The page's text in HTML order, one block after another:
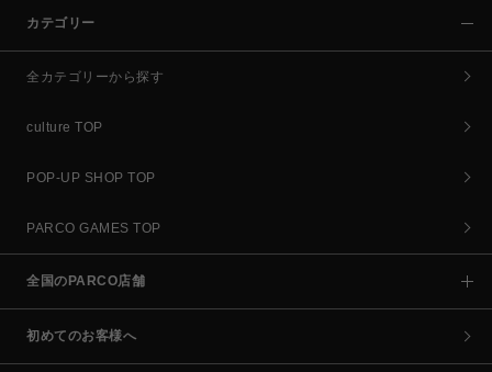
カテゴリー
全カテゴリーから探す
culture TOP
POP-UP SHOP TOP
PARCO GAMES TOP
全国のPARCO店舗
初めてのお客様へ